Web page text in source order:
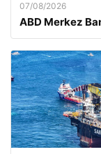
07/08/2026
ABD Merkez